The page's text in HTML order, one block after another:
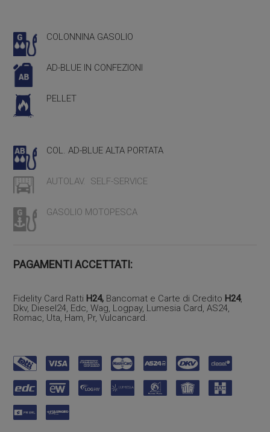
COLONNINA GASOLIO
AD-BLUE IN CONFEZIONI
PELLET
COL. AD-BLUE ALTA PORTATA
AUTOLAV. SELF-SERVICE
GASOLIO MOTOPESCA
PAGAMENTI ACCETTATI:
Fidelity Card Ratti H24, Bancomat e Carte di Credito H24,
Dkv, Diesel24, Edc, Wag, Logpay, Lumesia Card, AS24,
Romac, Uta, Ham, Pr, Vulcancard.